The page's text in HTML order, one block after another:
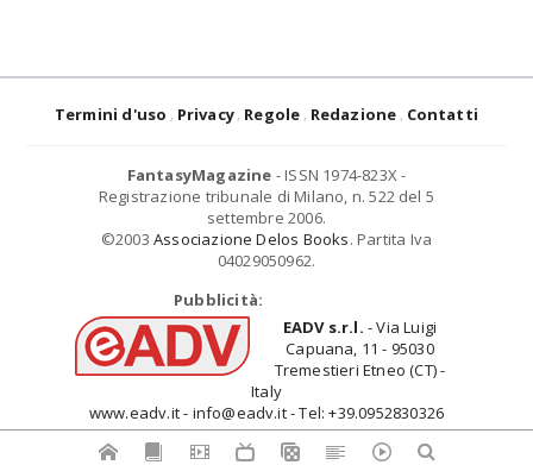
Termini d'uso Privacy Regole Redazione Contatti
FantasyMagazine - ISSN 1974-823X -
Registrazione tribunale di Milano, n. 522 del 5
settembre 2006.
©2003 Associazione Delos Books. Partita Iva
04029050962.
Pubblicità:
EADV s.r.l. - Via Luigi
Capuana, 11 - 95030
Tremestieri Etneo (CT) -
Italy
www.eadv.it - info@eadv.it - Tel: +39.0952830326